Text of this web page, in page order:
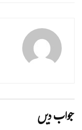
جواب دیں